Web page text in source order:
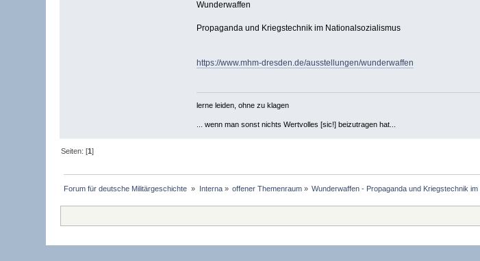
Wunderwaffen
Propaganda und Kriegstechnik im Nationalsozialismus
https://www.mhm-dresden.de/ausstellungen/wunderwaffen
lerne leiden, ohne zu klagen
... wenn man sonst nichts Wertvolles [sic!] beizutragen hat...
Seiten: [1]
Forum für deutsche Militärgeschichte » Interna» offener Themenraum » Wunderwaffen - Propaganda und Kriegstechnik